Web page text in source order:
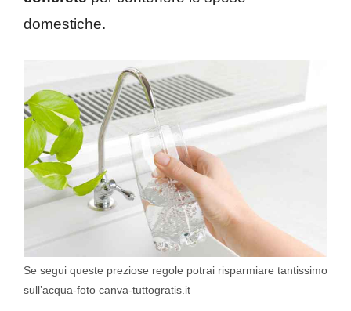
domestiche.
Se segui queste preziose regole potrai risparmiare tantissimo
sull’acqua-foto canva-tuttogratis.it